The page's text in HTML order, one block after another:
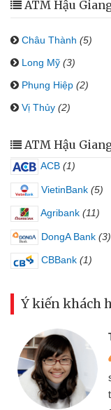
ATM Hậu
Châu Thành (5)
Long Mỹ (3)
Phụng Hiệp (2)
Vị Thủy (2)
ATM Hậu
ACB (1)
VietinBank (5)
Agribank (11)
DongA Bank (3)
CBBank (1)
Ý kiến khách